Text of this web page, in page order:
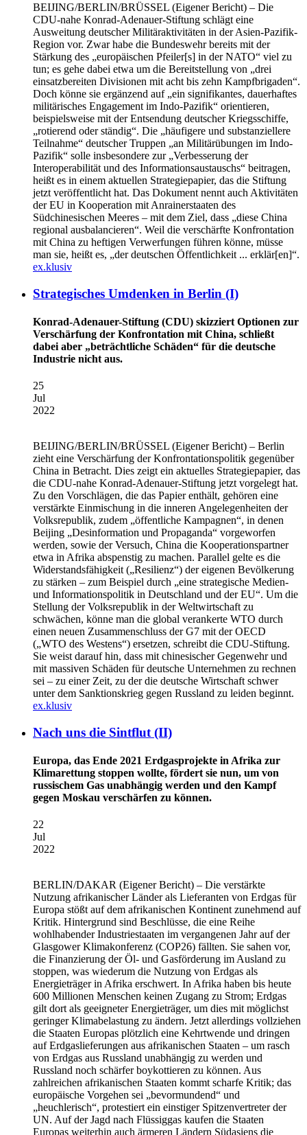
BEIJING/BERLIN/BRÜSSEL (Eigener Bericht) – Die
CDU-nahe Konrad-Adenauer-Stiftung schlägt eine
Ausweitung deutscher Militäraktivitäten in der Asien-Pazifik-
Region vor. Zwar habe die Bundeswehr bereits mit der
Stärkung des „europäischen Pfeiler[s] in der NATO“ viel zu
tun; es gehe dabei etwa um die Bereitstellung von „drei
einsatzbereiten Divisionen mit acht bis zehn Kampfbrigaden“.
Doch könne sie ergänzend auf „ein signifikantes, dauerhaftes
militärisches Engagement im Indo-Pazifik“ orientieren,
beispielsweise mit der Entsendung deutscher Kriegsschiffe,
„rotierend oder ständig“. Die „häufigere und substanziellere
Teilnahme“ deutscher Truppen „an Militärübungen im Indo-
Pazifik“ solle insbesondere zur „Verbesserung der
Interoperabilität und des Informationsaustauschs“ beitragen,
heißt es in einem aktuellen Strategiepapier, das die Stiftung
jetzt veröffentlicht hat. Das Dokument nennt auch Aktivitäten
der EU in Kooperation mit Anrainerstaaten des
Südchinesischen Meeres – mit dem Ziel, dass „diese China
regional ausbalancieren“. Weil die verschärfte Konfrontation
mit China zu heftigen Verwerfungen führen könne, müsse
man sie, heißt es, „der deutschen Öffentlichkeit ... erklär[en]“.
ex.klusiv
Strategisches Umdenken in Berlin (I)
Konrad-Adenauer-Stiftung (CDU) skizziert Optionen zur
Verschärfung der Konfrontation mit China, schließt
dabei aber „beträchtliche Schäden“ für die deutsche
Industrie nicht aus.
25
Jul
2022
BEIJING/BERLIN/BRÜSSEL (Eigener Bericht) – Berlin
zieht eine Verschärfung der Konfrontationspolitik gegenüber
China in Betracht. Dies zeigt ein aktuelles Strategiepapier, das
die CDU-nahe Konrad-Adenauer-Stiftung jetzt vorgelegt hat.
Zu den Vorschlägen, die das Papier enthält, gehören eine
verstärkte Einmischung in die inneren Angelegenheiten der
Volksrepublik, zudem „öffentliche Kampagnen“, in denen
Beijing „Desinformation und Propaganda“ vorgeworfen
werden, sowie der Versuch, China die Kooperationspartner
etwa in Afrika abspenstig zu machen. Parallel gelte es die
Widerstandsfähigkeit („Resilienz“) der eigenen Bevölkerung
zu stärken – zum Beispiel durch „eine strategische Medien-
und Informationspolitik in Deutschland und der EU“. Um die
Stellung der Volksrepublik in der Weltwirtschaft zu
schwächen, könne man die global verankerte WTO durch
einen neuen Zusammenschluss der G7 mit der OECD
(„WTO des Westens“) ersetzen, schreibt die CDU-Stiftung.
Sie weist darauf hin, dass mit chinesischer Gegenwehr und
mit massiven Schäden für deutsche Unternehmen zu rechnen
sei – zu einer Zeit, zu der die deutsche Wirtschaft schwer
unter dem Sanktionskrieg gegen Russland zu leiden beginnt.
ex.klusiv
Nach uns die Sintflut (II)
Europa, das Ende 2021 Erdgasprojekte in Afrika zur
Klimarettung stoppen wollte, fördert sie nun, um von
russischem Gas unabhängig werden und den Kampf
gegen Moskau verschärfen zu können.
22
Jul
2022
BERLIN/DAKAR (Eigener Bericht) – Die verstärkte
Nutzung afrikanischer Länder als Lieferanten von Erdgas für
Europa stößt auf dem afrikanischen Kontinent zunehmend auf
Kritik. Hintergrund sind Beschlüsse, die eine Reihe
wohlhabender Industriestaaten im vergangenen Jahr auf der
Glasgower Klimakonferenz (COP26) fällten. Sie sahen vor,
die Finanzierung der Öl- und Gasförderung im Ausland zu
stoppen, was wiederum die Nutzung von Erdgas als
Energieträger in Afrika erschwert. In Afrika haben bis heute
600 Millionen Menschen keinen Zugang zu Strom; Erdgas
gilt dort als geeigneter Energieträger, um dies mit möglichst
geringer Klimabelastung zu ändern. Jetzt allerdings vollziehen
die Staaten Europas plötzlich eine Kehrtwende und dringen
auf Erdgaslieferungen aus afrikanischen Staaten – um rasch
von Erdgas aus Russland unabhängig zu werden und
Russland noch schärfer boykottieren zu können. Aus
zahlreichen afrikanischen Staaten kommt scharfe Kritik; das
europäische Vorgehen sei „bevormundend“ und
„heuchlerisch“, protestiert ein einstiger Spitzenvertreter der
UN. Auf der Jagd nach Flüssiggas kaufen die Staaten
Europas weiterhin auch ärmeren Ländern Südasiens die